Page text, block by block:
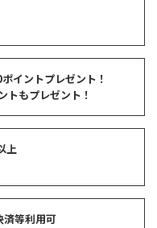
イントプレゼント！
トもプレゼント！
上
済等利用可